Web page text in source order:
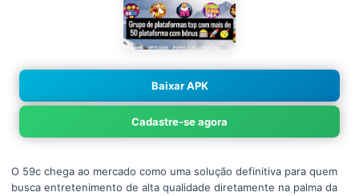
Baixar APK
Cadastre-se agora
O 59c chega ao mercado como uma solução definitiva para quem
busca entretenimento de alta qualidade diretamente na palma da